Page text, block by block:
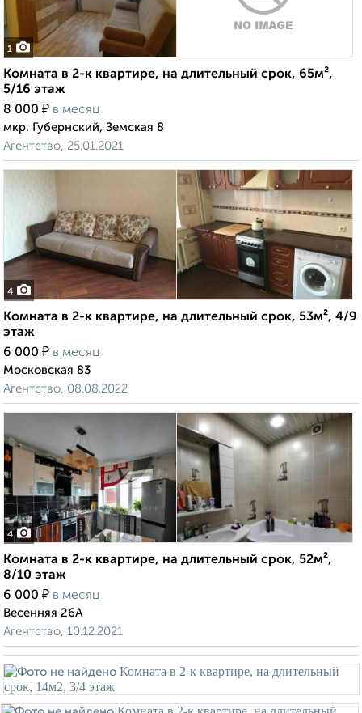
1
Комната в 2-к квартире, на длительный срок, 65м²,
5/16 этаж
8 000 ₽ в месяц
мкр. Губернский, Земская 8
Агентство, 25.01.2021
4
Комната в 2-к квартире, на длительный срок, 53м², 4/9
этаж
6 000 ₽ в месяц
Московская 83
Агентство, 08.08.2022
4
Комната в 2-к квартире, на длительный срок, 52м²,
8/10 этаж
6 000 ₽ в месяц
Весенняя 26А
Агентство, 10.12.2021